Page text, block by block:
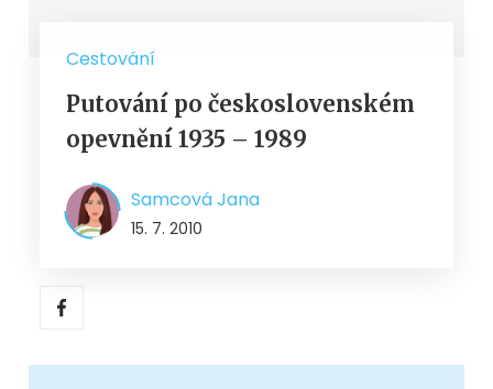
Cestování
Putování po československém
opevnění 1935 – 1989
Samcová Jana
15. 7. 2010